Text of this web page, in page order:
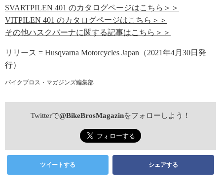
SVARTPILEN 401 のカタログページはこちら＞＞
VITPILEN 401 のカタログページはこちら＞＞
その他ハスクバーナに関する記事はこちら＞＞
リリース = Husqvarna Motorcycles Japan（2021年4月30日発
行）
バイクブロス・マガジンズ編集部
Twitterで@BikeBrosMagazinをフォローしよう！
ツイートする シェアする